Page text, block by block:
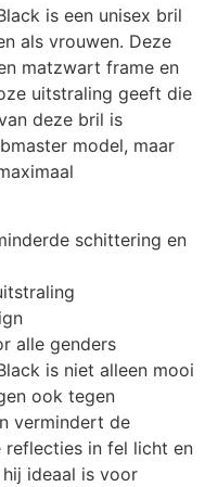
is een unisex bril
als vrouwen. Deze
matzwart frame en
uitstraling geeft die
deze bril is
model, maar
schittering en
alle genders
is niet alleen mooi
ook tegen
vermindert de
reflecties in fel licht en
ideaal is voor